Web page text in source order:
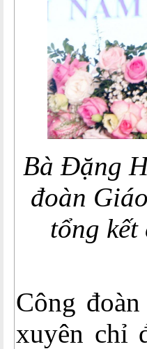
Bà Đặng
đoàn
tổng kết
Công
xuyên chỉ